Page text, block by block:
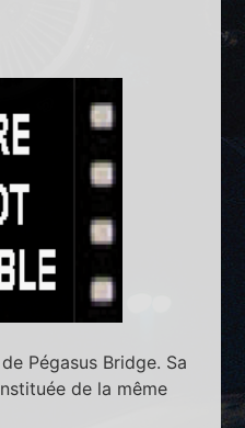
Pégasus Bridge. Sa
de la même